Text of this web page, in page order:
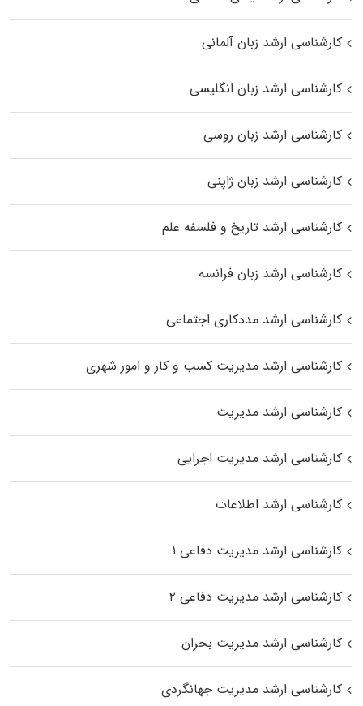
کارشناسی ارشد زبان آلمانی
کارشناسی ارشد زبان انگلیسی
کارشناسی ارشد زبان روسی
کارشناسی ارشد زبان ژاپنی
کارشناسی ارشد تاریخ و فلسفه علم
کارشناسی ارشد زبان فرانسه
کارشناسی ارشد مددکاری اجتماعی
کارشناسی ارشد مدیریت کسب و کار و امور شهری
کارشناسی ارشد مدیریت
کارشناسی ارشد مدیریت اجرایی
کارشناسی ارشد اطلاعات
کارشناسی ارشد مدیریت دفاعی ۱
کارشناسی ارشد مدیریت دفاعی ۲
کارشناسی ارشد مدیریت بحران
کارشناسی ارشد مدیریت جهانگردی